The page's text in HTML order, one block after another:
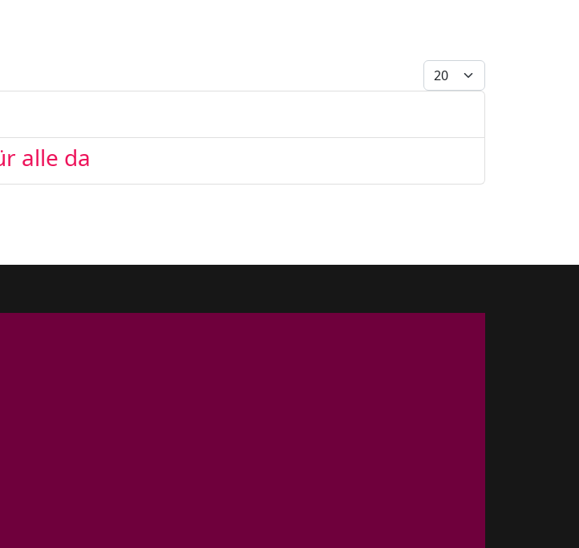
Anzeige #
alle da